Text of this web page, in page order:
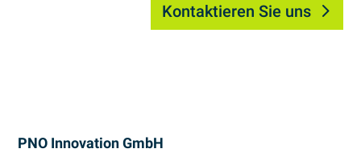
Kontaktieren Sie uns
PNO Innovation GmbH